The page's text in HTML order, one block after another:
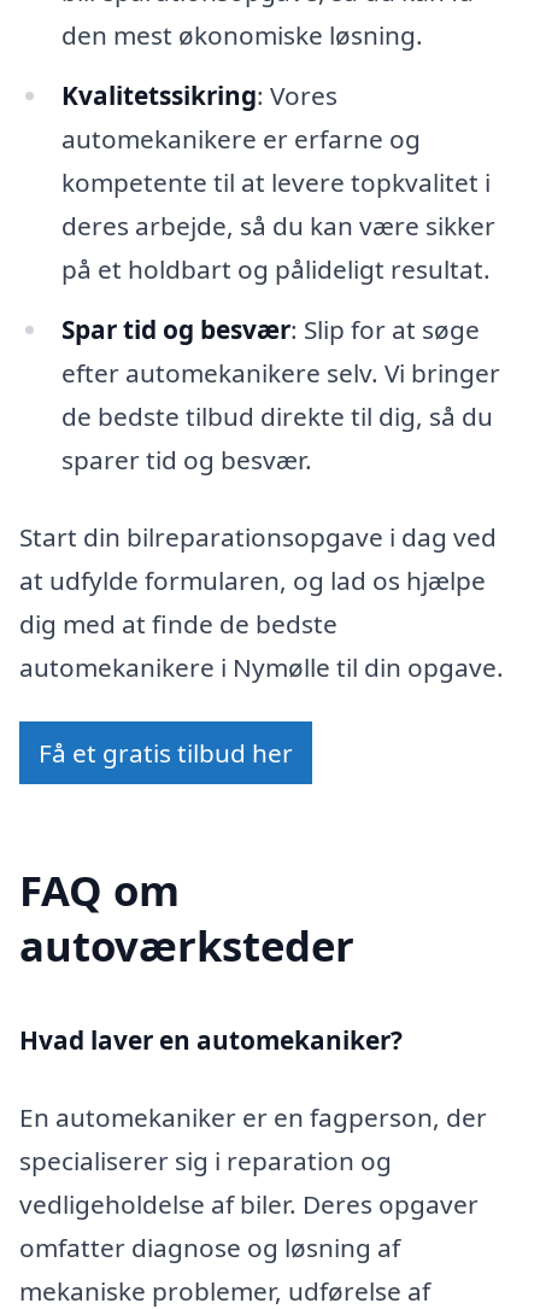
den mest økonomiske løsning.
Kvalitetssikring: Vores
automekanikere er erfarne og
kompetente til at levere topkvalitet i
deres arbejde, så du kan være sikker
på et holdbart og pålideligt resultat.
Spar tid og besvær: Slip for at søge
efter automekanikere selv. Vi bringer
de bedste tilbud direkte til dig, så du
sparer tid og besvær.
Start din bilreparationsopgave i dag ved
at udfylde formularen, og lad os hjælpe
dig med at finde de bedste
automekanikere i Nymølle til din opgave.
Få et gratis tilbud her
FAQ om
autoværksteder
Hvad laver en automekaniker?
En automekaniker er en fagperson, der
specialiserer sig i reparation og
vedligeholdelse af biler. Deres opgaver
omfatter diagnose og løsning af
mekaniske problemer, udførelse af